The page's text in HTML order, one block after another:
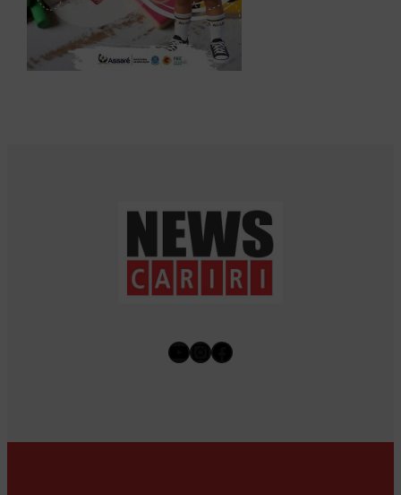
Youtube
Instagram
Facebook